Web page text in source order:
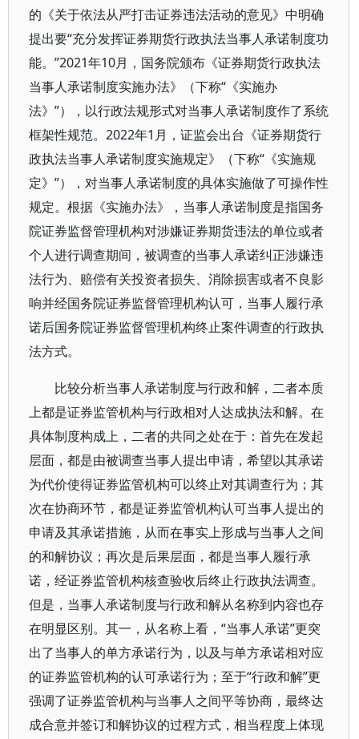
的《关于依法从严打击证券违法活动的意见》中明确
提出要“充分发挥证券期货行政执法当事人承诺制度功
能。”2021年10月，国务院颁布《证券期货行政执法
当事人承诺制度实施办法》（下称“《实施办
法》”），以行政法规形式对当事人承诺制度作了系统
框架性规范。2022年1月，证监会出台《证券期货行
政执法当事人承诺制度实施规定》（下称“《实施规
定》”），对当事人承诺制度的具体实施做了可操作性
规定。根据《实施办法》，当事人承诺制度是指国务
院证券监督管理机构对涉嫌证券期货违法的单位或者
个人进行调查期间，被调查的当事人承诺纠正涉嫌违
法行为、赔偿有关投资者损失、消除损害或者不良影
响并经国务院证券监督管理机构认可，当事人履行承
诺后国务院证券监督管理机构终止案件调查的行政执
法方式。
比较分析当事人承诺制度与行政和解，二者本质
上都是证券监管机构与行政相对人达成执法和解。在
具体制度构成上，二者的共同之处在于：首先在发起
层面，都是由被调查当事人提出申请，希望以其承诺
为代价使得证券监管机构可以终止对其调查行为；其
次在协商环节，都是证券监管机构认可当事人提出的
申请及其承诺措施，从而在事实上形成与当事人之间
的和解协议；再次是后果层面，都是当事人履行承
诺，经证券监管机构核查验收后终止行政执法调查。
但是，当事人承诺制度与行政和解从名称到内容也存
在明显区别。其一，从名称上看，“当事人承诺”更突
出了当事人的单方承诺行为，以及与单方承诺相对应
的证券监管机构的认可承诺行为；至于“行政和解”更
强调了证券监管机构与当事人之间平等协商，最终达
成合意并签订和解协议的过程方式，相当程度上体现